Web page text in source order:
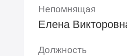
Непомнящая
Елена
Должность